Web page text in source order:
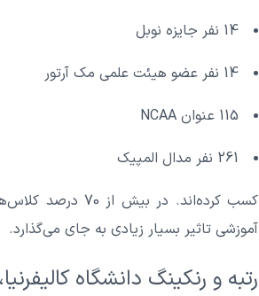
14 نفر جایزه نوبل
14 نفر عضو هیئت علمی مک آرتور
115 عنوان NCAA
261 نفر مدال المپیک
آموزشی تاثیر بسیار زیادی به جای می‌گذارد.
رتبه و رنکینگ دانشگاه